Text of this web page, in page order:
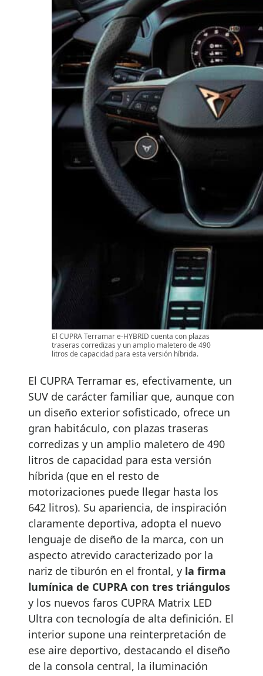
El CUPRA Terramar e-HYBRID cuenta con plazas
traseras corredizas y un amplio maletero de 490
litros de capacidad para esta versión híbrida.
El CUPRA Terramar es, efectivamente, un
SUV de carácter familiar que, aunque con
un diseño exterior sofisticado, ofrece un
gran habitáculo, con plazas traseras
corredizas y un amplio maletero de 490
litros de capacidad para esta versión
híbrida (que en el resto de
motorizaciones puede llegar hasta los
642 litros). Su apariencia, de inspiración
claramente deportiva, adopta el nuevo
lenguaje de diseño de la marca, con un
aspecto atrevido caracterizado por la
nariz de tiburón en el frontal, y la firma
lumínica de CUPRA con tres triángulos
y los nuevos faros CUPRA Matrix LED
Ultra con tecnología de alta definición. El
interior supone una reinterpretación de
ese aire deportivo, destacando el diseño
de la consola central, la iluminación